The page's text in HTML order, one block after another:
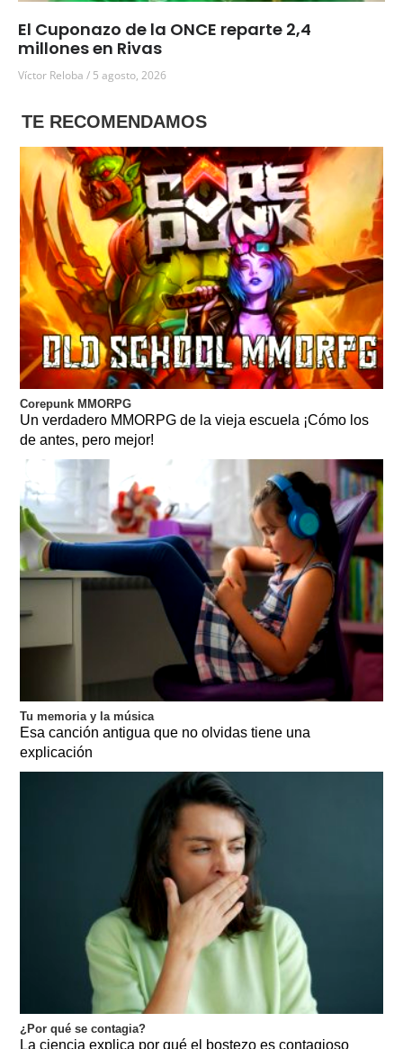
El Cuponazo de la ONCE reparte 2,4
millones en Rivas
Víctor Reloba 5 agosto, 2026
TE RECOMENDAMOS
Corepunk MMORPG
Un verdadero MMORPG de la vieja escuela ¡Cómo los
de antes, pero mejor!
Tu memoria y la música
Esa canción antigua que no olvidas tiene una
explicación
¿Por qué se contagia?
La ciencia explica por qué el bostezo es contagioso